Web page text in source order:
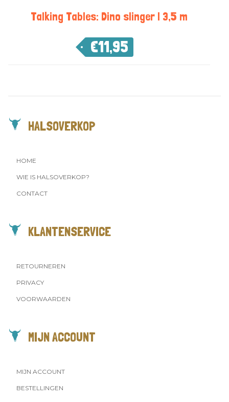
Talking Tables: Dino slinger | 3,5 m
€11,95
HALSOVERKOP
HOME
WIE IS HALSOVERKOP?
CONTACT
KLANTENSERVICE
RETOURNEREN
PRIVACY
VOORWAARDEN
MIJN ACCOUNT
MIJN ACCOUNT
BESTELLINGEN